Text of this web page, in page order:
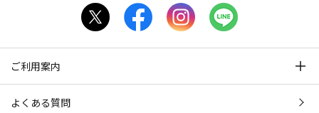
ご利用案内
よくある質問